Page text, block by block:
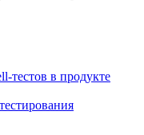
тестов в продукте